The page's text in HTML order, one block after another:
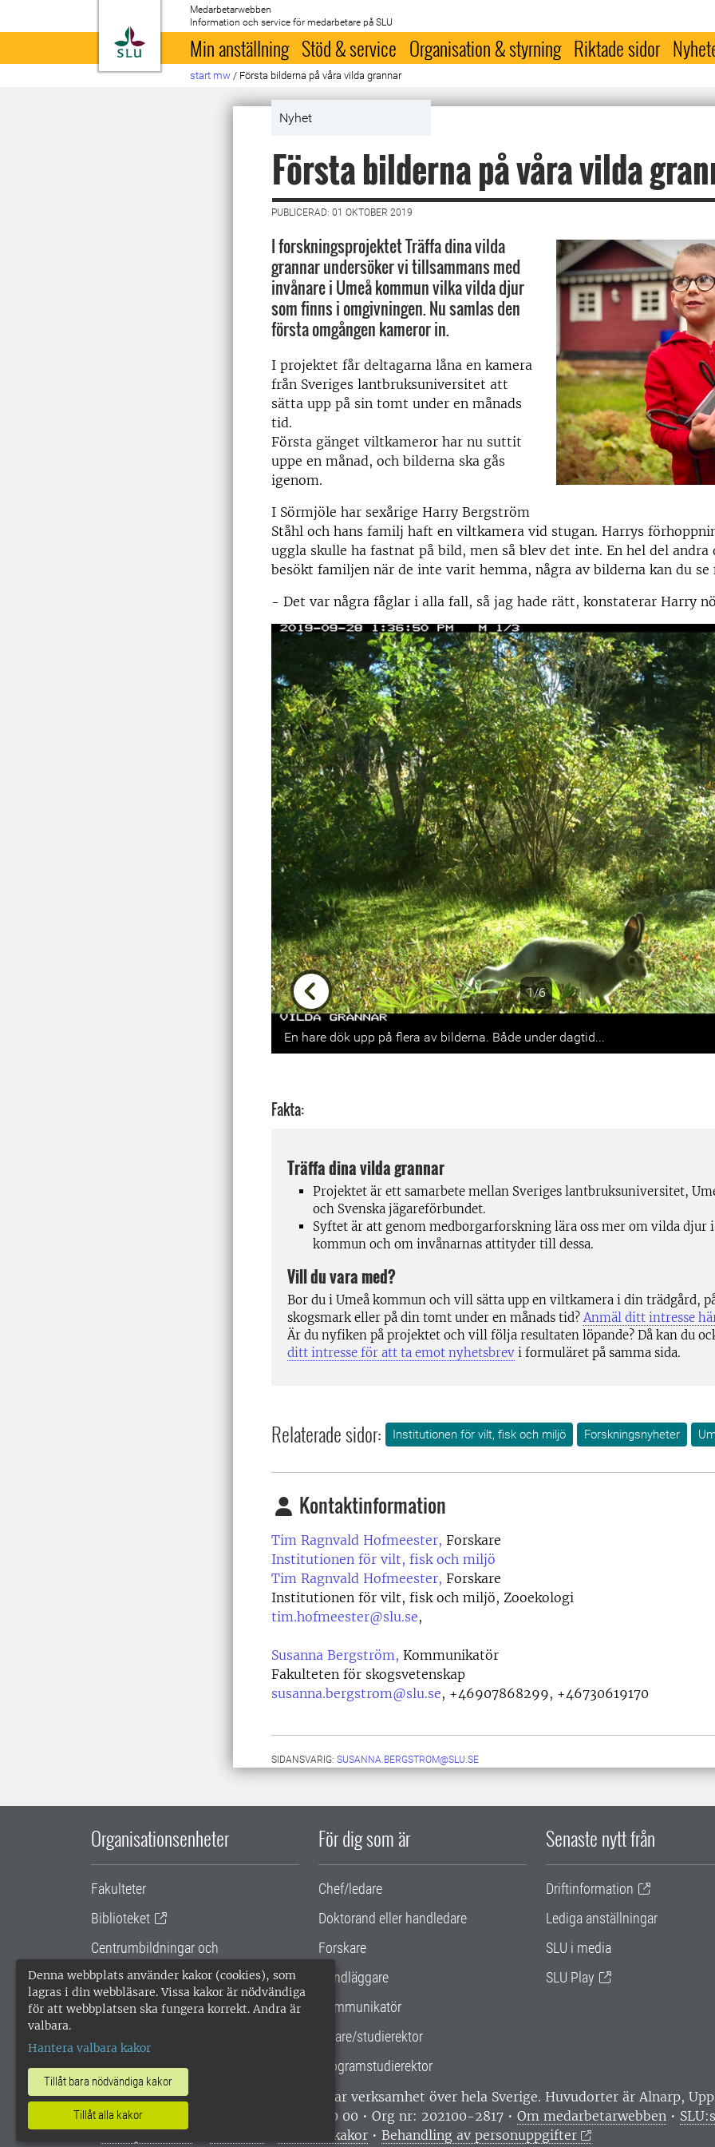
Denna webbplats använder kakor (cookies), som
lagras i din webbläsare. Vissa kakor är nödvändiga
för att webbplatsen ska fungera korrekt. Andra är
valbara.
Hantera valbara kakor
Tillåt bara nödvändiga kakor
Tillåt alla kakor
Till startsida
Medarbetarwebben
Information och service för medarbetare på SLU
Min anställning Stöd & service Organisation & styrning Riktade sidor
start mw / Första bilderna på våra vilda grannar
Nyhet
Första bilderna på våra vilda
PUBLICERAD: 01 OKTOBER 2019
I forskningsprojektet Träffa dina vilda
grannar undersöker vi tillsammans med
invånare i Umeå kommun vilka vilda djur
som finns i omgivningen. Nu samlas den
första omgången kameror in.
I projektet får deltagarna låna en kamera
från Sveriges lantbruksuniversitet att
sätta upp på sin tomt under en månads
tid.
Första gänget viltkameror har nu suttit
uppe en månad, och bilderna ska gås
igenom.
I Sörmjöle har sexårige Harry Bergström
Ståhl och hans familj haft en viltkamera vid stugan. Harrys
uggla skulle ha fastnat på bild, men så blev det inte. En hel del andra
besökt familjen när de inte varit hemma, några av bilderna kan du se
- Det var några fåglar i alla fall, så jag hade rätt, konstaterar Harry
1/6
Previous
En hare dök upp på flera av bilderna. Både under dagtid...
Fakta:
Träffa dina vilda grannar
Projektet är ett samarbete mellan Sveriges lantbruksuniversitet,
och Svenska jägareförbundet.
Syftet är att genom medborgarforskning lära oss mer om vilda djur i
kommun och om invånarnas attityder till dessa.
Vill du vara med?
Bor du i Umeå kommun och vill sätta upp en viltkamera i din trädgård,
skogsmark eller på din tomt under en månads tid? Anmäl ditt intresse
Är du nyfiken på projektet och vill följa resultaten löpande? Då kan du
ditt intresse för att ta emot nyhetsbrev i formuläret på samma sida.
Relaterade sidor: Institutionen för vilt, fisk och miljö Forskningsnyheter
Kontaktinformation
Tim Ragnvald Hofmeester, Forskare
Institutionen för vilt, fisk och miljö
Tim Ragnvald Hofmeester, Forskare
Institutionen för vilt, fisk och miljö, Zooekologi
tim.hofmeester@slu.se,
Susanna Bergström, Kommunikatör
Fakulteten för skogsvetenskap
susanna.bergstrom@slu.se, +46907868299, +46730619170
SIDANSVARIG: SUSANNA.BERGSTROM@SLU.SE
Organisationsenheter
Fakulteter
Biblioteket
Centrumbildningar och
samarbetsprojekt
Gemensamma verksamhetsstödet
För dig som är
Chef/ledare
Doktorand eller handledare
Forskare
Handläggare
Kommunikatör
Lärare/studierektor
Programstudierektor
Senaste nytt från
Driftinformation
Lediga anställningar
SLU i media
SLU Play
SLU, Sveriges lantbruksuniversitet, har verksamhet över hela Sverige. Huvudorter är Alnarp,
enligt ISO 14001. •
Telefon: 018-67 10 00 • Org nr: 202100-2817 • Om medarbetarwebben •
webbplatser
Hantera kakor •Behandling av personuppgifter